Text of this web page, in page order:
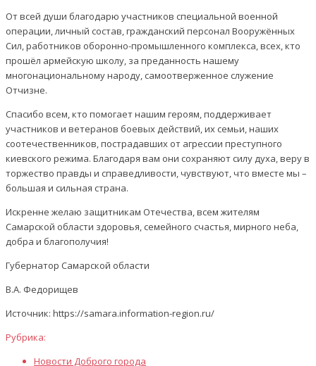
От всей души благодарю участников специальной военной
операции, личный состав, гражданский персонал Вооружённых
Сил, работников оборонно-промышленного комплекса, всех, кто
прошёл армейскую школу, за преданность нашему
многонациональному народу, самоотверженное служение
Отчизне.
Спасибо всем, кто помогает нашим героям, поддерживает
участников и ветеранов боевых действий, их семьи, наших
соотечественников, пострадавших от агрессии преступного
киевского режима. Благодаря вам они сохраняют силу духа, веру в
торжество правды и справедливости, чувствуют, что вместе мы –
большая и сильная страна.
Искренне желаю защитникам Отечества, всем жителям
Самарской области здоровья, семейного счастья, мирного неба,
добра и благополучия!
Губернатор Самарской области
В.А. Федорищев
Источник: https://samara.information-region.ru/
Рубрика:
Новости Доброго города